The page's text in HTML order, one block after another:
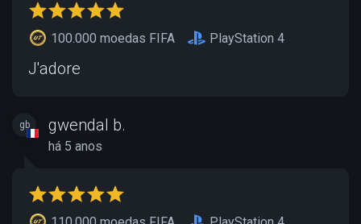
100.000 moedas FIFA PlayStation 4
J'adore
gb gwendal b.
há 5 anos